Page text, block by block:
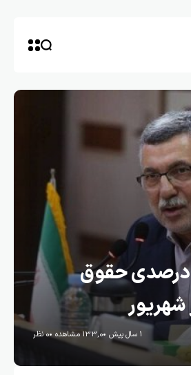
افزایش ۳۰درصدی حقوق
شهریور
1 سال پیش 133,0 مشاهده 0 نظر